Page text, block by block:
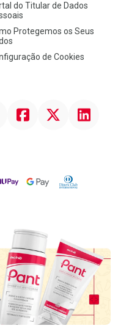
do Titular de Dados
Protegemos os Seus
de Cookies
FacebookTwitter Linkedin
Google PayDiners Club